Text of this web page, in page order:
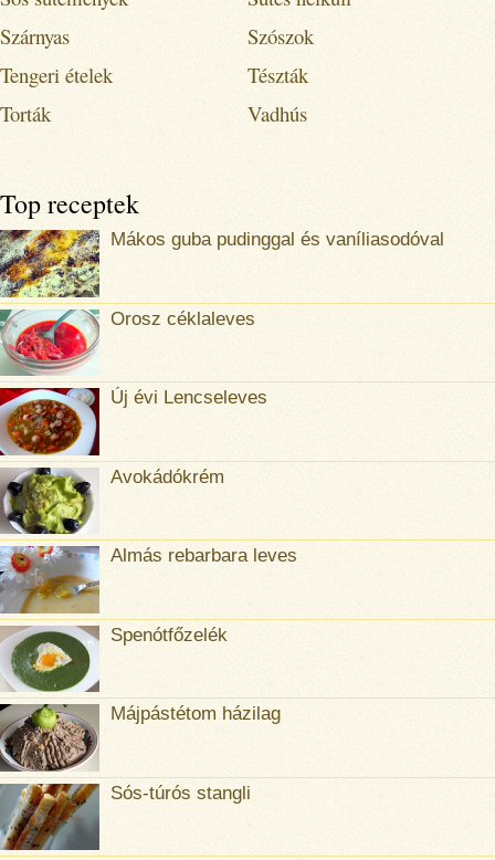
Szárnyas
Szószok
Tengeri ételek
Tészták
Torták
Vadhús
Top receptek
Mákos guba pudinggal és vaníliasodóval
Orosz céklaleves
Új évi Lencseleves
Avokádókrém
Almás rebarbara leves
Spenótfőzelék
Májpástétom házilag
Sós-túrós stangli